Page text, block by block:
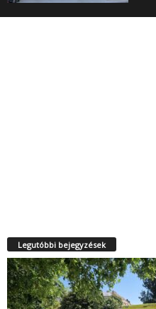
Legutóbbi bejegyzések